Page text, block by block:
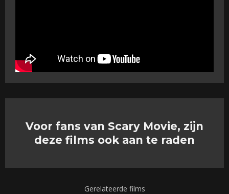
Voor fans van Scary Movie, zijn
deze films ook aan te raden
Gerelateerde films